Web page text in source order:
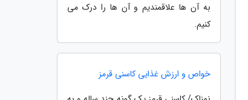
به آن ها علاقمندیم و آن ها را درک می
کنیم.
خواص و ارزش غذایی کاسنی قرمز